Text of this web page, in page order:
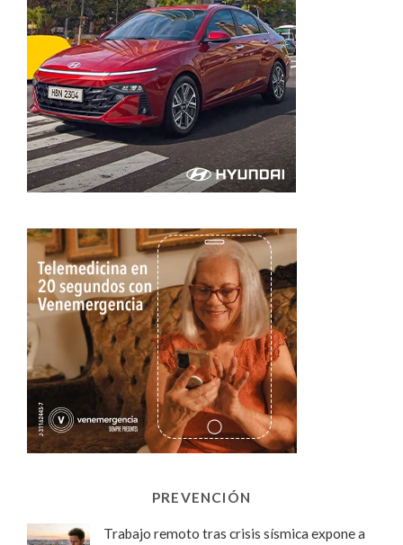
PREVENCIÓN
Trabajo remoto tras crisis sísmica expone a